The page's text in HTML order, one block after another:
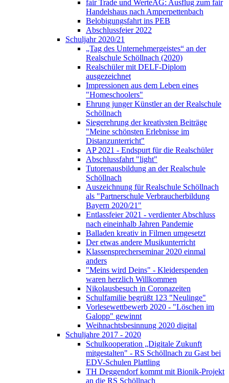
fair Trade und WerteAG: Ausflug zum fair
Handelshaus nach Amperpettenbach
Belobigungsfahrt ins PEB
Abschlussfeier 2022
Schuljahr 2020/21
„Tag des Unternehmergeistes“ an der
Realschule Schöllnach (2020)
Realschüler mit DELF-Diplom
ausgezeichnet
Impressionen aus dem Leben eines
"Homeschoolers"
Ehrung junger Künstler an der Realschule
Schöllnach
Siegerehrung der kreativsten Beiträge
"Meine schönsten Erlebnisse im
Distanzunterricht"
AP 2021 - Endspurt für die Realschüler
Abschlussfahrt "light"
Tutorenausbildung an der Realschule
Schöllnach
Auszeichnung für Realschule Schöllnach
als "Partnerschule Verbraucherbildung
Bayern 2020/21"
Entlassfeier 2021 - verdienter Abschluss
nach eineinhalb Jahren Pandemie
Balladen kreativ in Filmen umgesetzt
Der etwas andere Musikunterricht
Klassensprecherseminar 2020 einmal
anders
"Meins wird Deins" - Kleiderspenden
waren herzlich Willkommen
Nikolausbesuch in Coronazeiten
Schulfamilie begrüßt 123 "Neulinge"
Vorlesewettbewerb 2020 - "Löschen im
Galopp" gewinnt
Weihnachtsbesinnung 2020 digital
Schuljahre 2017 - 2020
Schulkooperation „Digitale Zukunft
mitgestalten" - RS Schöllnach zu Gast bei
EDV-Schulen Plattling
TH Deggendorf kommt mit Bionik-Projekt
an die RS Schöllnach